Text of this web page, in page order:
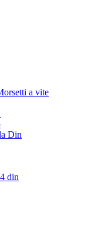
a vite
Din
din